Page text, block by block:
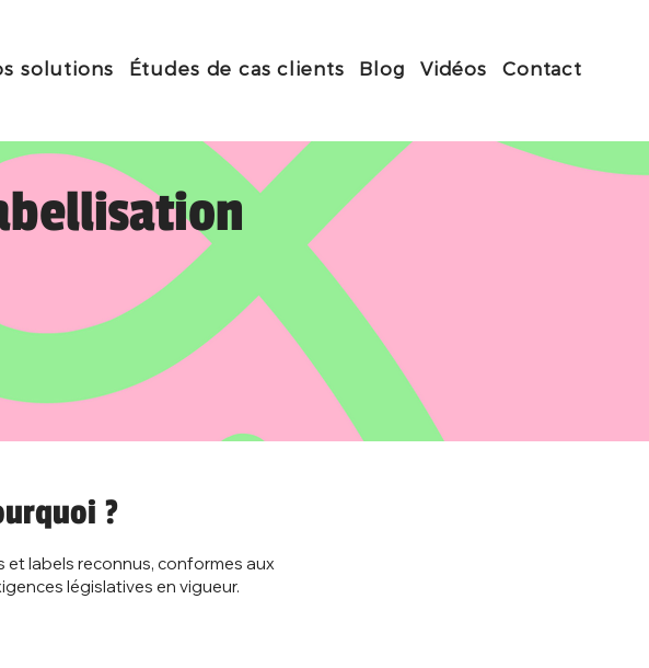
solutions Études de cas clients Blog Vidéos Contact
?
labels reconnus, conformes aux
législatives en vigueur.